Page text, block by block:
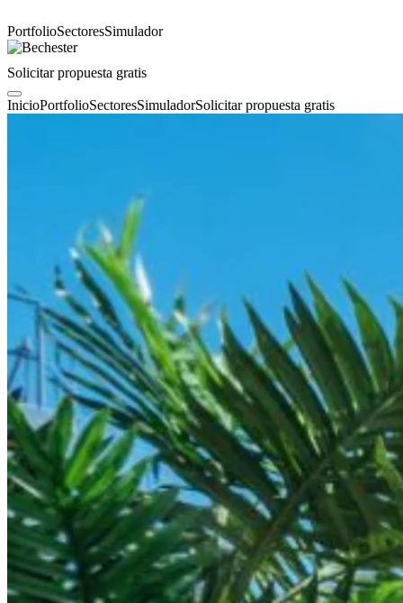
PortfolioSectoresSimulador
Solicitar propuesta gratis
InicioPortfolioSectoresSimuladorSolicitar propuesta gratis